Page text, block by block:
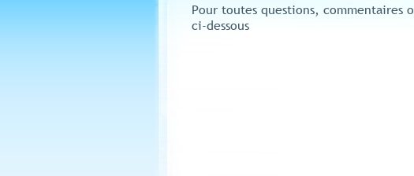
Pour toutes questions, commentaires
ci-dessous